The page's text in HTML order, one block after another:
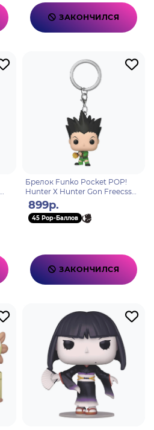
ЗАКОНЧИЛСЯ
Брелок Funko Pocket POP!
Hunter Х Hunter Gon Freecss
80350
899р.
45 Pop-Баллов
ЗАКОНЧИЛСЯ